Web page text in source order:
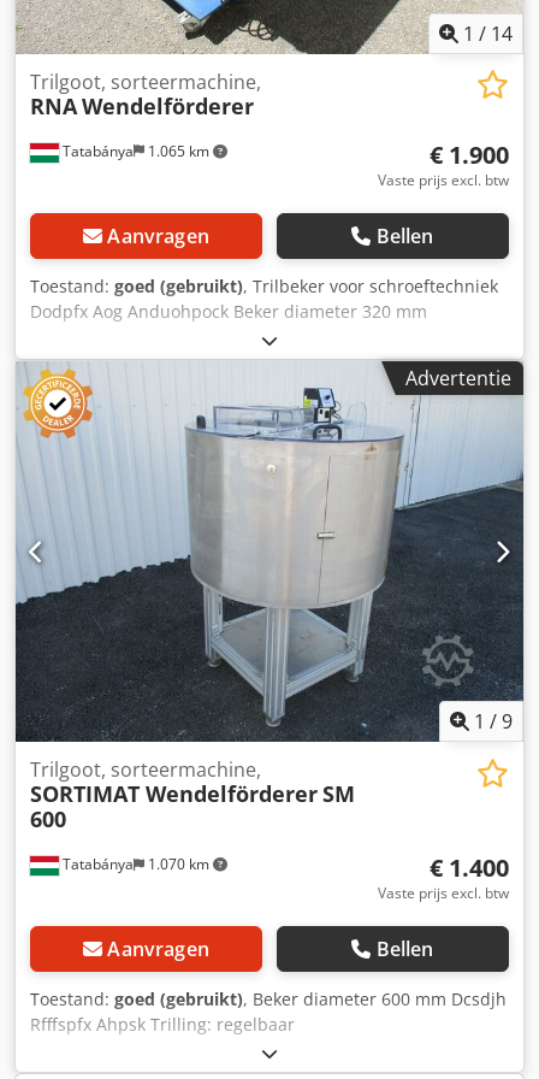
1 / 14
Tatabánya 1.065 km
Trilgoot, sorteermachine,
RNAWendelförderer
€ 1.900
Vaste prijs excl. btw
Aanvragen Bellen
Toestand: goed (gebruikt), Trilbeker voor schroeftechniek
Dodpfx Aog Anduohpock Beker diameter 320 mm
Advertentie
1 /9
Tatabánya 1.070 km
Trilgoot, sorteermachine,
SORTIMAT WendelfördererSM
600
€ 1.400
Vaste prijs excl. btw
Aanvragen Bellen
Toestand: goed (gebruikt), Beker diameter 600 mm Dcsdjh
Rfffspfx Ahpsk Trilling: regelbaar